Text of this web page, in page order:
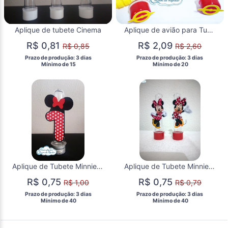
Aplique de tubete Cinema
R$ 0,81R$ 0,85
Prazo de produção: 3 dias
  Mínimo de 15
Aplique de avião para Tubete - Mundo Bita
R$ 2,09R$ 2,60
Prazo de produção: 3 dias
  Mínimo de 20
Aplique de Tubete Minnie Vermelha
R$ 0,75R$ 1,00
Prazo de produção: 3 dias
  Mínimo de 40
Aplique de Tubete Minnie Vermelha
R$ 0,75R$ 0,79
Prazo de produção: 3 dias
  Mínimo de 40